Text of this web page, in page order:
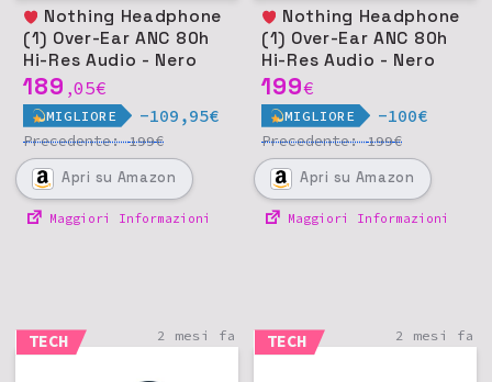
(1) Over-Ear ANC 80h
Hi-Res Audio - Nero
189 ,05€
MIGLIORE -109,95€
Precedente:199€
Apri su Amazon
Maggiori Informazioni
(1) Over-Ear ANC 80h
Hi-Res Audio - Nero
199€
MIGLIORE -100€
Precedente:199€
Apri su Amazon
Maggiori Informazioni
TECH 2 mesi fa TECH 2 mesi fa